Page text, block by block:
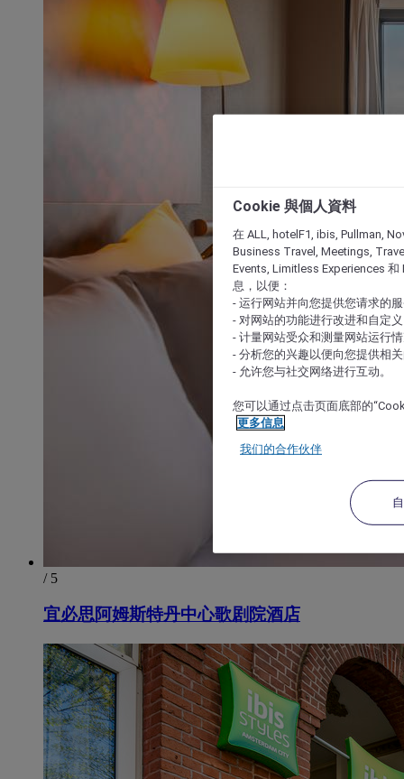
/ 5
宜必思阿姆斯特丹中心歌剧院酒店
Cookie 與個人資料
在 ALL, hotelF1, ibis, Pullman,
Business Travel, Meetings,
Events, Limitless Experiences 和
息，以便：
- 运行网站并向您提供您请求的
- 对网站的功能进行改进和自定义
- 计量网站受众和测量网站运行
- 分析您的兴趣以便向您提供相
- 允许您与社交网络进行互动。
您可以通过点击页面底部的
更多信息
我们的合作伙伴